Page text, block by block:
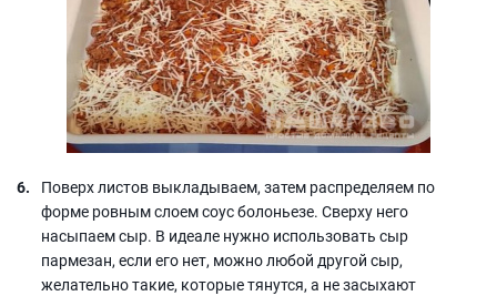
Поверх листов выкладываем, затем распределяем по
форме ровным слоем соус болоньезе. Сверху него
насыпаем сыр. В идеале нужно использовать сыр
пармезан, если его нет, можно любой другой сыр,
желательно такие, которые тянутся, а не засыхают